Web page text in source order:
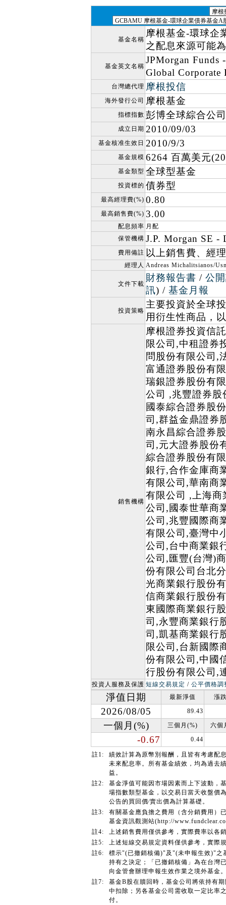
基金名稱
摩根基金-環球企
之配息來源可能
基金英文名稱
JPMorgan Funds
Global Corporate
台灣總代理 摩根投信
海外發行公司 摩根基金
指標指數 彭博全球綜合公
成立日期 2010/09/03
基金核准生效日 2010/9/3
基金規模 6264 百萬美元
基金類型 全球型基金
投資標的 債券型
最高經理費(%) 0.80
最高銷售費(%) 3.00
配息頻率 月配
保管機構 J.P. Morgan SE -
費用備註 以上銷售費、經
經理人 Andreas Michalitsianos/
文件下載
財務報告書 / 公
訊) / 基金月報
投資策略
主要投資於全球
用衍生性商品，
銷售機構
摩根證券投資信
限公司,中租證券
問股份有限公司,
富通證券股份有
瑞銀證券股份有
公司 ,兆豐證券股
國泰綜合證券股
司,群益金鼎證券
南永昌綜合證券
司,元大證券股份
綜合證券股份有
銀行,合作金庫商
有限公司,華南商
有限公司 ,上海商
公司,國泰世華商
公司,兆豐國際商
有限公司,臺灣中
公司,台中商業銀
公司,匯豐(台灣)
份有限公司台北
光商業銀行股份
信商業銀行股份
東國際商業銀行
司,永豐商業銀行
司,凱基商業銀行
限公司,台新國際
份有限公司,中國
行股份有限公司,
投資人服務及保護 短線交易規定 / 公平價格調
淨值日期 最新淨值 漲
2026/08/05 89.43
一個月(%) 三個月(%) 六個
-0.67 0.44
註1:
績效計算為原幣別報酬，且皆有考慮配
未來配息率。所有基金績效，均為過去
益。
註2:
基金淨值可能因市場因素而上下波動，
場指數類型基金，以交易日當天收盤價
公告的買回價∕賣出價為計算基礎。
註3:
有關基金應負擔之費用（含分銷費用）
基金資訊觀測站(http://
註4:
上述銷售費用僅供參考，實際費率以各
註5:
上述短線交易規定資料僅供參考，實際
註6:
標示"(已撤銷核備)"及"(未申報生效)"之
持有之決定；「已撤銷核備」為在台灣
向金管會辦理申報生效作業之境外基金
註7:
基金B股在贖回時，基金公司將依持有
中扣除；另各基金公司需收取一定比率
付。